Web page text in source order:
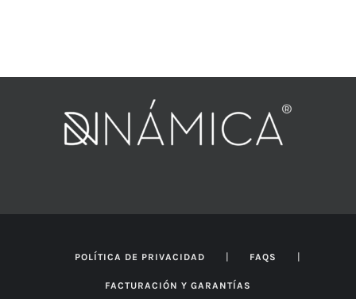
POLÍTICA DE PRIVACIDAD | FAQS |
FACTURACIÓN Y GARANTÍAS